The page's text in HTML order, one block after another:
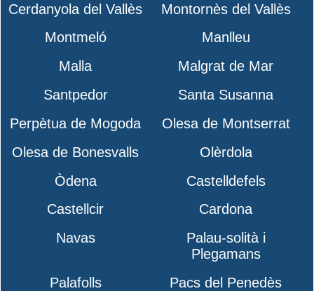
Cerdanyola del Vallès
Montornès del Vallès
Montmeló
Manlleu
Malla
Malgrat de Mar
Santpedor
Santa Susanna
Perpètua de Mogoda
Olesa de Montserrat
Olesa de Bonesvalls
Olèrdola
Òdena
Castelldefels
Castellcir
Cardona
Navas
Palau-solità i
Plegamans
Palafolls
Pacs del Penedès